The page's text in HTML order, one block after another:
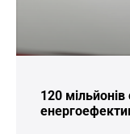
120